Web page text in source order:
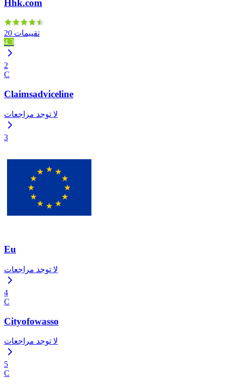
Hhk.com
20 تقييمات
4.3
2
C
Claimsadviceline
لا توجد مراجعات
3
Eu
لا توجد مراجعات
4
C
Cityofowasso
لا توجد مراجعات
5
C